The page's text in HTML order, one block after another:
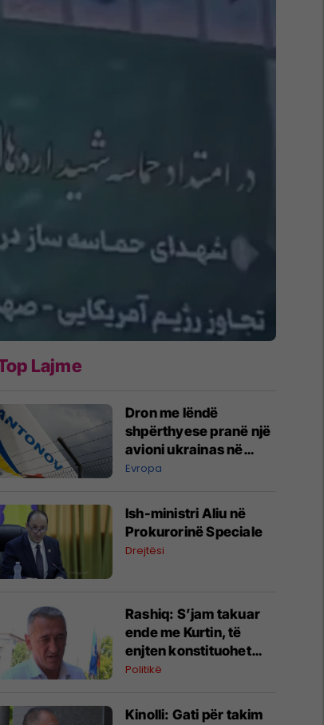
Lajme
Dron me lëndë
shpërthyese pranë një
avioni ukrainas në
Leipzig
Evropa
Ish-ministri ​Aliu në
Prokurorinë Speciale
Drejtësi
​Rashiq: S’jam takuar
ende me Kurtin, të
enjten konstituohet
kuvendi por s’votohet
Politikë
Kinolli: Gati për takim